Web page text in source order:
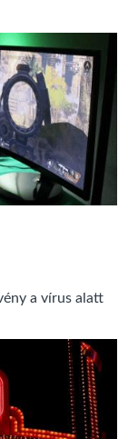
a vírus alatt